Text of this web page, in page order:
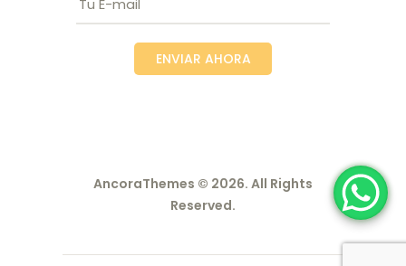
AncoraThemes © 2026. All Rights
Reserved.